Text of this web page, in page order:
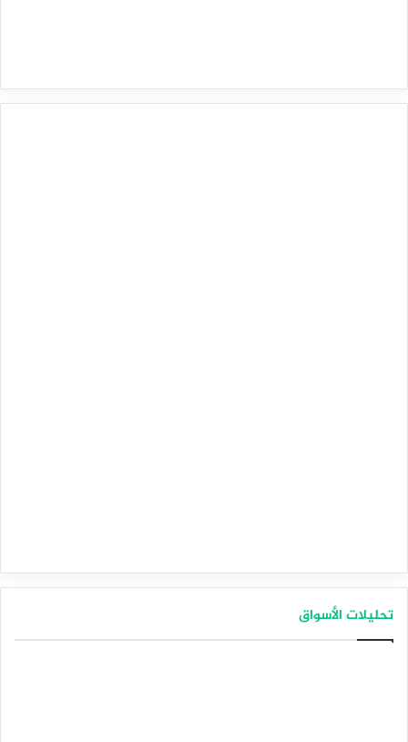
تحليلات الأسواق